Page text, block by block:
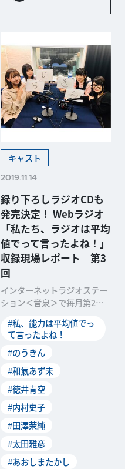
キャスト
2019.11.14
録り下ろしラジオCDも
発売決定！ Webラジオ
「私たち、ラジオは平均
値でって言ったよね！」
収録現場レポート 第3
回
インターネットラジオステー
ション＜音泉＞で毎月第2・
オ「私たち、ラジオは
#私、能力は平均値でっ
て言ったよね！
#のうきん
#和氣あず未
#徳井青空
#内村史子
#田澤茉純
#太田雅彦
#あおしまたかし